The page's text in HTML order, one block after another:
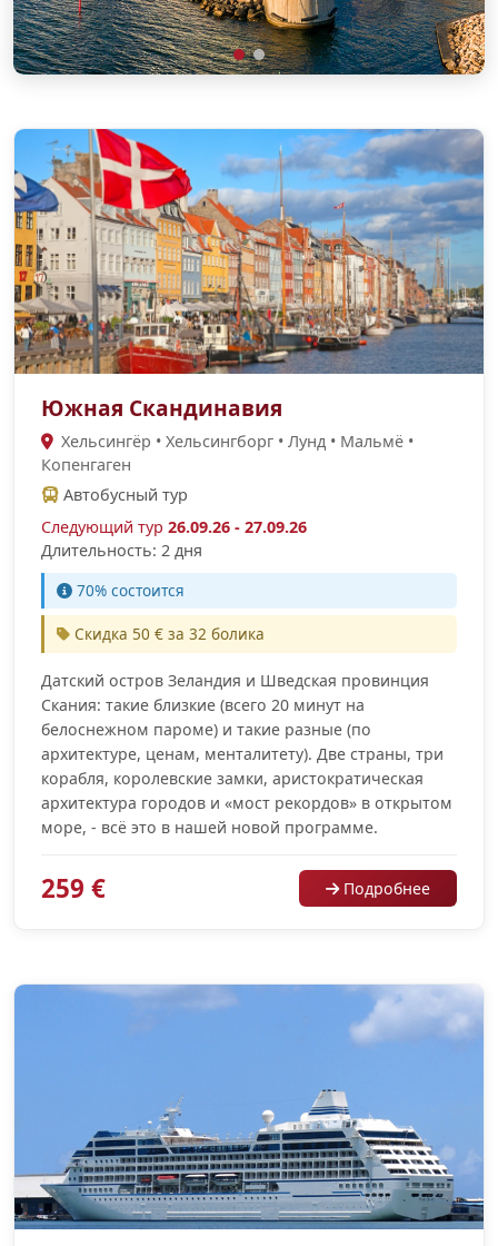
Южная Скандинавия
Хельсингёр • Хельсингборг • Лунд • Мальмё •
Копенгаген
Автобусный тур
Следующий тур 26.09.26 - 27.09.26
Длительность: 2 дня
70% cостоится
Скидка 50 € за 32 болика
Датский остров Зеландия и Шведская провинция
Скания: такие близкие (всего 20 минут на
белоснежном пароме) и такие разные (по
архитектуре, ценам, менталитету). Две страны, три
корабля, королевские замки, аристократическая
архитектура городов и «мост рекордов» в открытом
море, - всё это в нашей новой программе.
259 € Подробнее